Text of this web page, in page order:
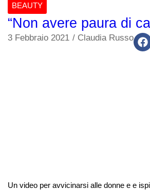
BEAUTY
“Non avere paura di
3 Febbraio 2021 / Claudia Russo
Un video per avvicinarsi alle donne e e